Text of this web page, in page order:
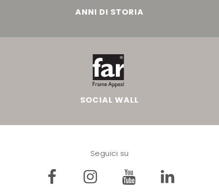
ANNI DI STORIA
SOCIAL WALL
Seguici su